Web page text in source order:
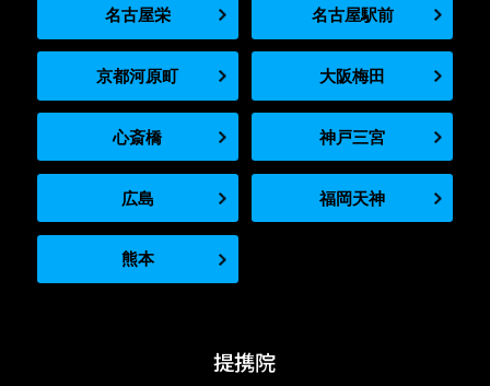
名古屋栄 名古屋駅前
京都河原町 大阪梅田
心斎橋 神戸三宮
広島 福岡天神
熊本
提携院